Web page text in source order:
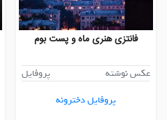
فانتزی هنری ماه و پست بوم
عکس نوشته
پروفایل
پروفایل دخترونه